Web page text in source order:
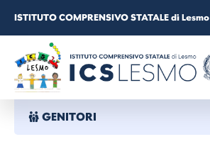
ISTITUTO COMPRENSIVO STATALE di Lesmo
GENITORI